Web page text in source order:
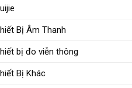
Bị Âm Thanh
bị đo viễn thông
Bị Khác